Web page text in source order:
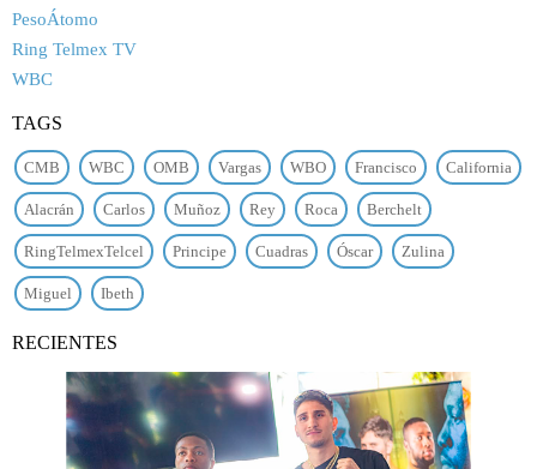
PesoÁtomo
Ring Telmex TV
WBC
TAGS
CMB WBC OMB Vargas WBO Francisco California
Alacrán Carlos Muñoz Rey Roca Berchelt
RingTelmexTelcel Principe Cuadras Óscar Zulina
Miguel Ibeth
RECIENTES